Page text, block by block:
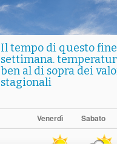
Il tempo di questo fine
settimana.
ben al di sopra dei
stagionali
Venerdì Sabato